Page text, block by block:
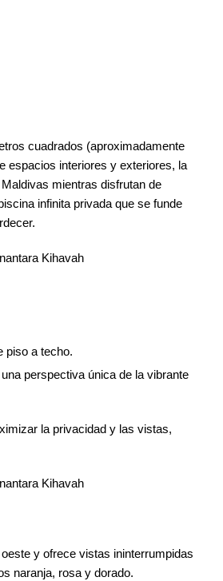
cuadrados (aproximadamente
espacios interiores y exteriores, la
mientras disfrutan de
infinita privada que se funde
piso a techo.
perspectiva única de la vibrante
la privacidad y las vistas,
y ofrece vistas ininterrumpidas
naranja, rosa y dorado.